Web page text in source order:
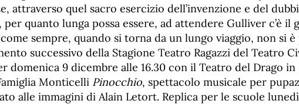
attraverso quel sacro esercizio dell’invenzione e del
quanto lunga possa essere, ad attendere Gulliver c’è il
sempre, quando si torna da un lungo viaggio, non si è
successivo della Stagione Teatro Ragazzi del Teatro
domenica 9 dicembre alle 16.30 con il Teatro del Drago
Monticelli Pinocchio, spettacolo musicale per
alle immagini di Alain Letort. Replica per le scuole